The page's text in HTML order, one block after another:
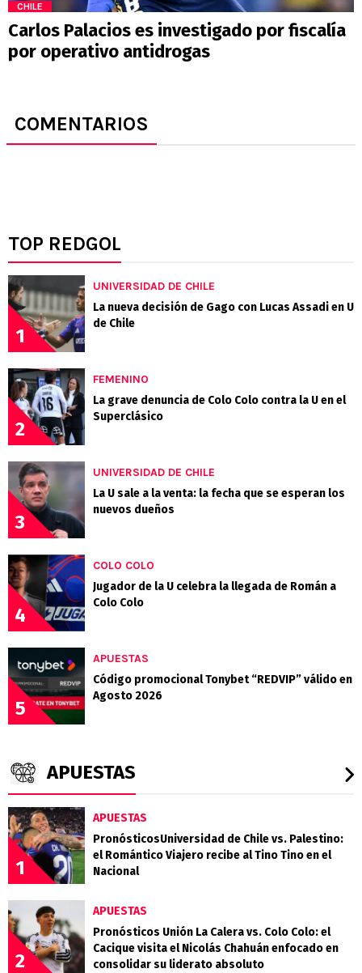
CHILE
Carlos Palacios es investigado por fiscalía
por operativo antidrogas
COMENTARIOS
TOP REDGOL
1
UNIVERSIDAD DE CHILE
La nueva decisión de Gago con Lucas Assadi en U
de Chile
2
FEMENINO
La grave denuncia de Colo Colo contra la U en el
Superclásico
3
UNIVERSIDAD DE CHILE
La U sale a la venta: la fecha que se esperan los
nuevos dueños
4
COLO COLO
Jugador de la U celebra la llegada de Román a
Colo Colo
5
APUESTAS
Código promocional Tonybet “REDVIP” válido en
Agosto 2026
APUESTAS
1
APUESTAS
PronósticosUniversidad de Chile vs. Palestino:
el Romántico Viajero recibe al Tino Tino en el
Nacional
2
APUESTAS
Pronósticos Unión La Calera vs. Colo Colo: el
Cacique visita el Nicolás Chahuán enfocado en
consolidar su liderato absoluto